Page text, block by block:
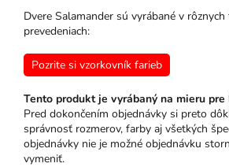
Dvere Salamander sú vyrábané v rôznych
prevedeniach:
Pozrite si vzorkovník farieb
Tento produkt je vyrábaný na mieru
Pred dokončením objednávky si preto
správnosť rozmerov, farby aj všetkých
objednávky nie je možné objednávku
vymeniť.